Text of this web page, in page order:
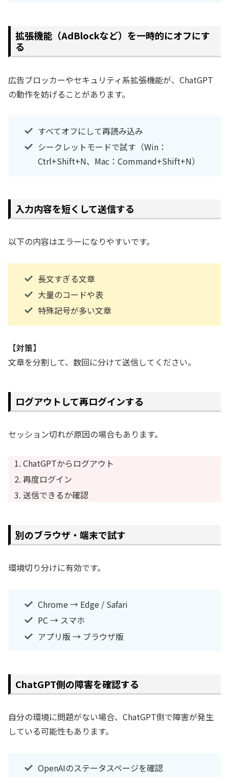
拡張機能（AdBlockなど）を一時的にオフにす
る
広告ブロッカーやセキュリティ系拡張機能が、ChatGPT
の動作を妨げることがあります。
すべてオフにして再読み込み
シークレットモードで試す（Win：
Ctrl+Shift+N、Mac：Command+Shift+N）
入力内容を短くして送信する
以下の内容はエラーになりやすいです。
長文すぎる文章
大量のコードや表
特殊記号が多い文章
【対策】
文章を分割して、数回に分けて送信してください。
ログアウトして再ログインする
セッション切れが原因の場合もあります。
ChatGPTからログアウト
再度ログイン
送信できるか確認
別のブラウザ・端末で試す
環境切り分けに有効です。
Chrome → Edge / Safari
PC → スマホ
アプリ版 → ブラウザ版
ChatGPT側の障害を確認する
自分の環境に問題がない場合、ChatGPT側で障害が発生
している可能性もあります。
OpenAIのステータスページを確認